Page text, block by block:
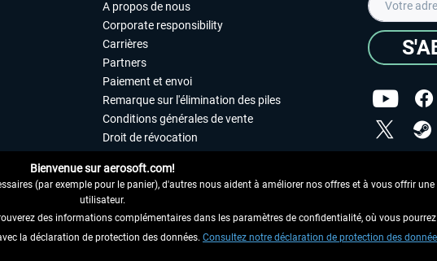
A propos de nous
Corporate responsibility
Carrières
Partners
Paiement et envoi
Remarque sur l'élimination des piles
Conditions générales de vente
Droit de révocation
Accessibilité
Mentions légales
Copyright ©
Bienvenue sur aerosoft.com!
(par exemple pour le panier), d'autres nous aident à améliorer nos offres et à vous offrir une
utilisateur.
des informations complémentaires dans les paramètres de confidentialité, où vous
la déclaration de protection des données. Consultez notre déclaration de protection des